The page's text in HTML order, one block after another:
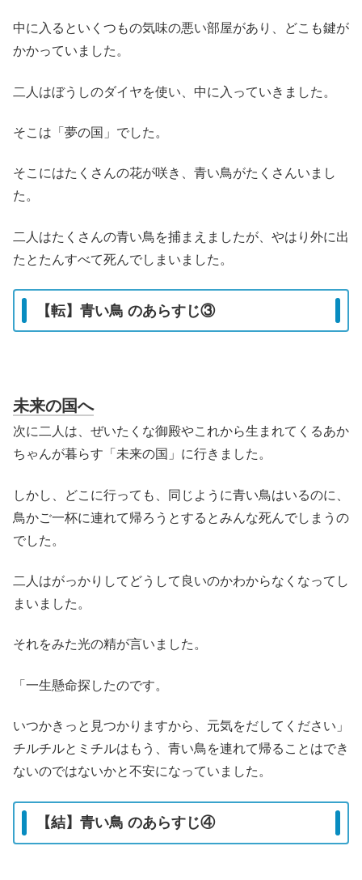
中に入るといくつもの気味の悪い部屋があり、どこも鍵が
かかっていました。
二人はぼうしのダイヤを使い、中に入っていきました。
そこは「夢の国」でした。
そこにはたくさんの花が咲き、青い鳥がたくさんいまし
た。
二人はたくさんの青い鳥を捕まえましたが、やはり外に出
たとたんすべて死んでしまいました。
【転】青い鳥 のあらすじ③
未来の国へ
次に二人は、ぜいたくな御殿やこれから生まれてくるあか
ちゃんが暮らす「未来の国」に行きました。
しかし、どこに行っても、同じように青い鳥はいるのに、
鳥かご一杯に連れて帰ろうとするとみんな死んでしまうの
でした。
二人はがっかりしてどうして良いのかわからなくなってし
まいました。
それをみた光の精が言いました。
「一生懸命探したのです。
いつかきっと見つかりますから、元気をだしてください」
チルチルとミチルはもう、青い鳥を連れて帰ることはでき
ないのではないかと不安になっていました。
【結】青い鳥 のあらすじ④